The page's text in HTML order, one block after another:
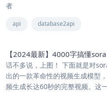
者
api database2api
【2024最新】4000字搞懂
话不多说，上图！ 下面就是对
出的一款革命性的视频生成模型
频生成长达60秒的完整视频。这